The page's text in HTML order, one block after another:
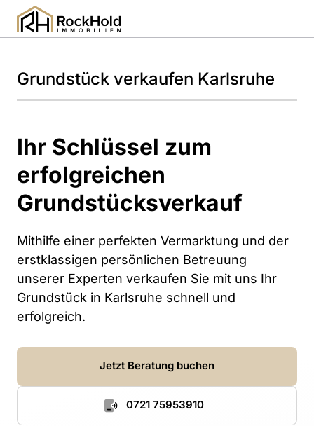
Grundstück verkaufen Karlsruhe
Ihr Schlüssel zum
erfolgreichen
Grundstücksverkauf
Mithilfe einer perfekten Vermarktung und der
erstklassigen persönlichen Betreuung
unserer Experten verkaufen Sie mit uns Ihr
Grundstück in Karlsruhe schnell und
erfolgreich.
Jetzt Beratung buchen
0721 75953910